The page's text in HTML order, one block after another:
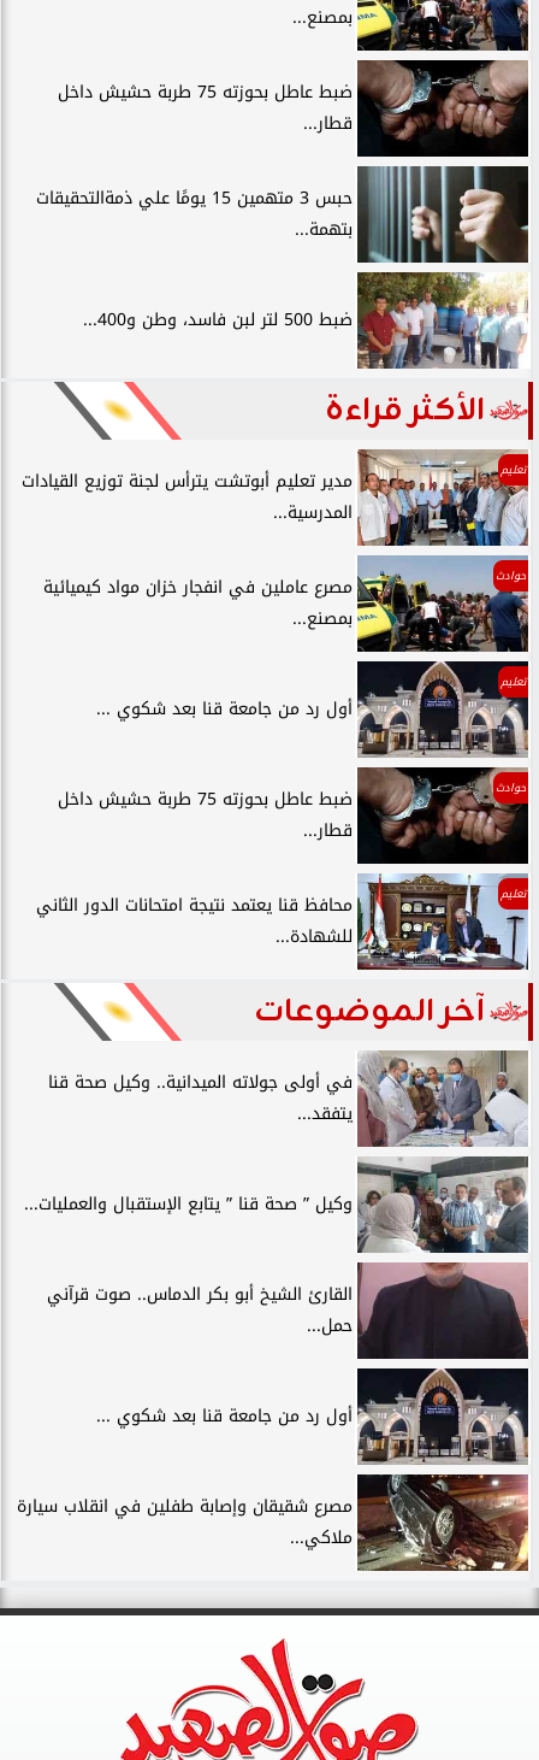
بمصنع...
ضبط عاطل بحوزته 75 طربة حشيش داخل
قطار...
حبس 3 متهمين 15 يومًا علي ذمةالتحقيقات
بتهمة...
ضبط 500 لتر لبن فاسد، وطن و400...
الأكثر قراءة
تعليم
مدير تعليم أبوتشت يترأس لجنة توزيع القيادات
المدرسية...
حوادث
مصرع عاملين في انفجار خزان مواد كيميائية
بمصنع...
تعليم
أول رد من جامعة قنا بعد شكوي ...
حوادث
ضبط عاطل بحوزته 75 طربة حشيش داخل
قطار...
تعليم
محافظ قنا يعتمد نتيجة امتحانات الدور الثاني
للشهادة...
آخر الموضوعات
في أولى جولاته الميدانية.. وكيل صحة قنا
يتفقد...
وكيل ” صحة قنا ” يتابع الإستقبال والعمليات...
القارئ الشيخ أبو بكر الدماس.. صوت قرآني
حمل...
أول رد من جامعة قنا بعد شكوي ...
مصرع شقيقان وإصابة طفلين في انقلاب سيارة
ملاكي...